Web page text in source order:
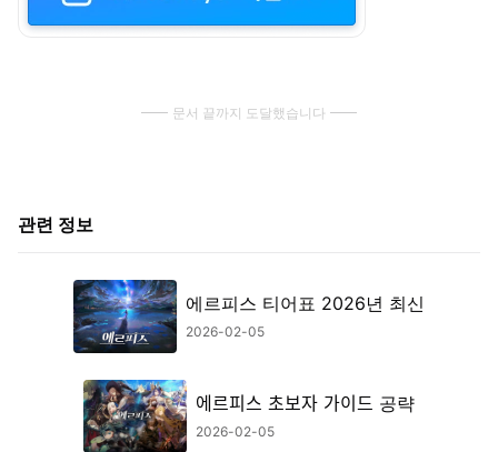
문서 끝까지 도달했습니다
관련 정보
에르피스 티어표 2026년 최신
2026-02-05
에르피스 초보자 가이드 공략
2026-02-05